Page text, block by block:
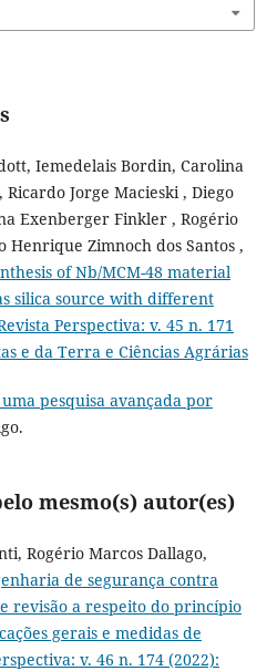
Iemedelais Bordin, Carolina
Ricardo Jorge Macieski , Diego
Exenberger Finkler , Rogério
Henrique Zimnoch dos Santos ,
of Nb/MCM-48 material
silica source with different
Perspectiva: v. 45 n. 171
e da Terra e Ciências Agrárias
pesquisa avançada por
mesmo(s) autor(es)
Rogério Marcos Dallago,
de segurança contra
revisão a respeito do princípio
gerais e medidas de
v. 46 n. 174 (2022):